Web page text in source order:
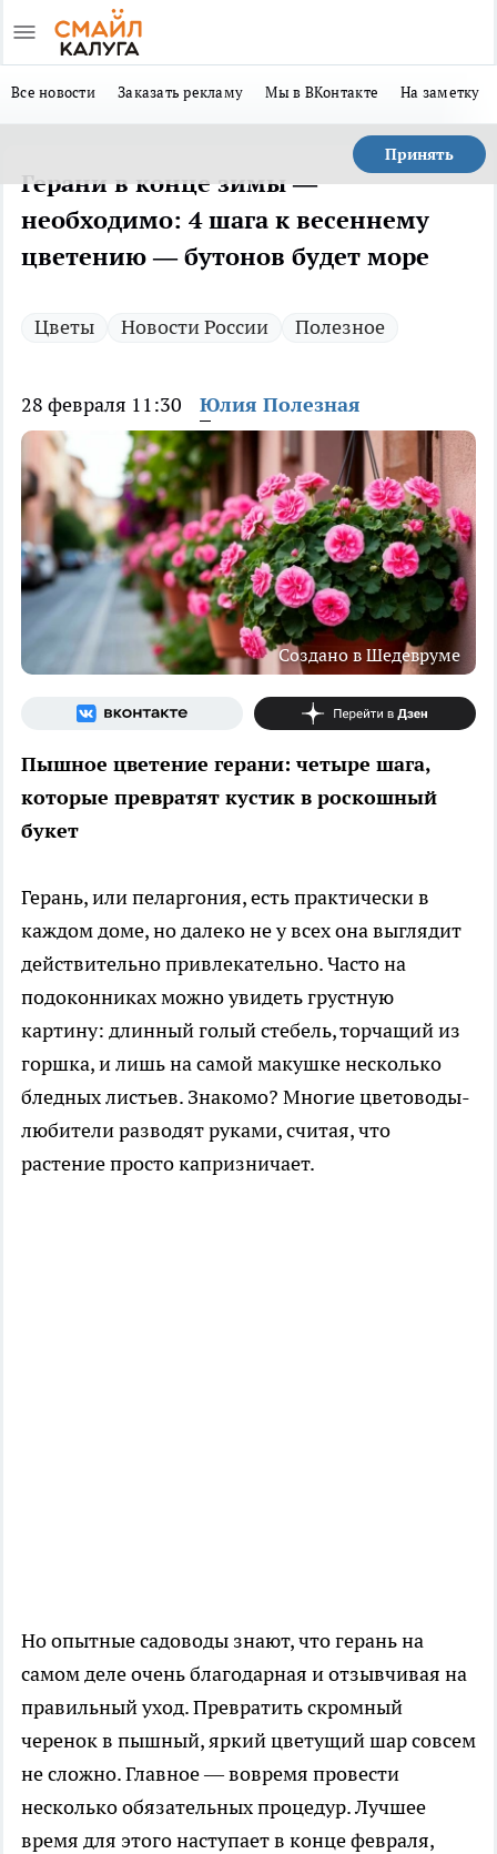
Все новости Заказать рекламу Мы в ВКонтакте На заметку
Принять
Герани в конце зимы —
необходимо: 4 шага к весеннему
цветению — бутонов будет море
Цветы Новости России Полезное
28 февраля 11:30 Юлия Полезная
Создано в Шедевруме
Пышное цветение герани: четыре шага,
которые превратят кустик в роскошный
букет
Герань, или пеларгония, есть практически в
каждом доме, но далеко не у всех она выглядит
действительно привлекательно. Часто на
подоконниках можно увидеть грустную
картину: длинный голый стебель, торчащий из
горшка, и лишь на самой макушке несколько
бледных листьев. Знакомо? Многие цветоводы-
любители разводят руками, считая, что
растение просто капризничает.
Но опытные садоводы знают, что герань на
самом деле очень благодарная и отзывчивая на
правильный уход. Превратить скромный
черенок в пышный, яркий цветущий шар совсем
не сложно. Главное — вовремя провести
несколько обязательных процедур. Лучшее
время для этого наступает в конце февраля,